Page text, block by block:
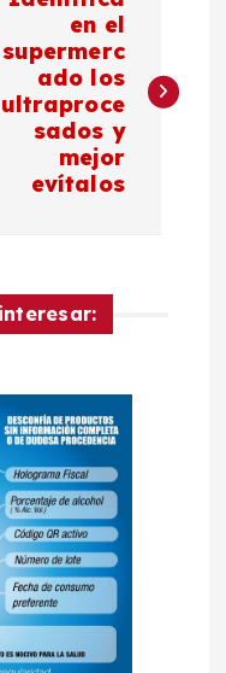
en el
supermerc
ado los
ultraproce
sados y
mejor
evítalos